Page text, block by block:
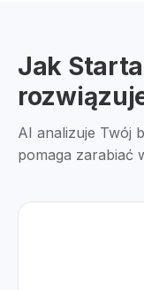
Jak
AI analizuje Twój
pomaga zarabiać